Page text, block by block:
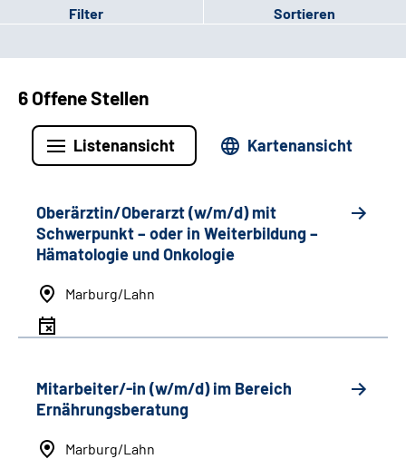
Filter Sortieren
6 Offene Stellen
Listenansicht Kartenansicht
Oberärztin/Oberarzt (w/m/d) mit
Schwerpunkt– oder in Weiterbildung–
Hämatologie und Onkologie
Marburg/Lahn
Mitarbeiter/-in (w/m/d) im Bereich
Ernährungsberatung
Marburg/Lahn